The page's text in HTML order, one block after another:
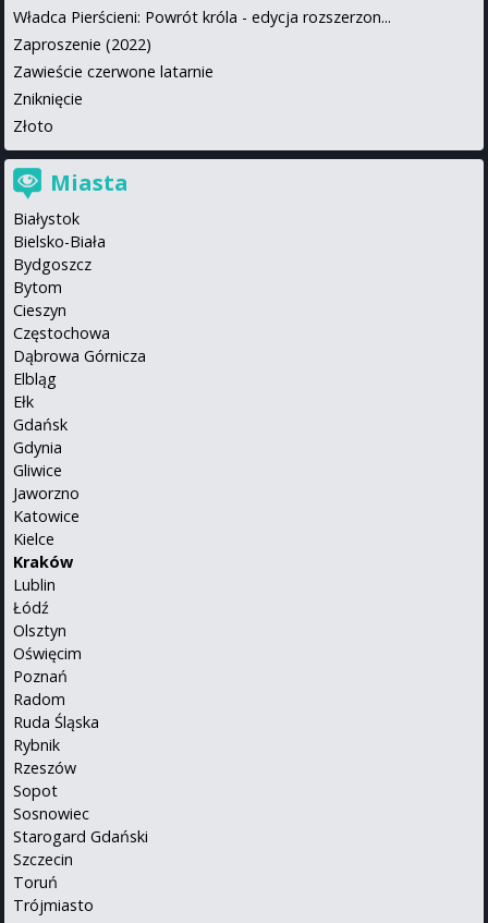
Władca Pierścieni: Powrót króla - edycja rozszerzon...
Zaproszenie (2022)
Zawieście czerwone latarnie
Zniknięcie
Złoto
Miasta
Białystok
Bielsko-Biała
Bydgoszcz
Bytom
Cieszyn
Częstochowa
Dąbrowa Górnicza
Elbląg
Ełk
Gdańsk
Gdynia
Gliwice
Jaworzno
Katowice
Kielce
Kraków
Lublin
Łódź
Olsztyn
Oświęcim
Poznań
Radom
Ruda Śląska
Rybnik
Rzeszów
Sopot
Sosnowiec
Starogard Gdański
Szczecin
Toruń
Trójmiasto